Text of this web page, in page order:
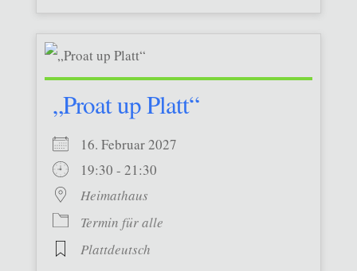
„Proat up Platt“
16. Februar 2027
19:30 - 21:30
Heimathaus
Termin für alle
Plattdeutsch